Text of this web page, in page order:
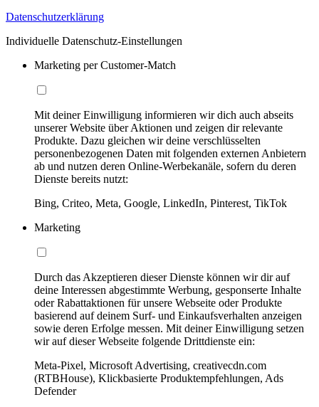
Datenschutzerklärung
Individuelle Datenschutz-Einstellungen
Marketing per Customer-Match
Mit deiner Einwilligung informieren wir dich auch abseits
unserer Website über Aktionen und zeigen dir relevante
Produkte. Dazu gleichen wir deine verschlüsselten
personenbezogenen Daten mit folgenden externen Anbietern
ab und nutzen deren Online-Werbekanäle, sofern du deren
Dienste bereits nutzt:
Bing, Criteo, Meta, Google, LinkedIn, Pinterest, TikTok
Marketing
Durch das Akzeptieren dieser Dienste können wir dir auf
deine Interessen abgestimmte Werbung, gesponserte Inhalte
oder Rabattaktionen für unsere Webseite oder Produkte
basierend auf deinem Surf- und Einkaufsverhalten anzeigen
sowie deren Erfolge messen. Mit deiner Einwilligung setzen
wir auf dieser Webseite folgende Drittdienste ein:
Meta-Pixel, Microsoft Advertising, creativecdn.com
(RTBHouse), Klickbasierte Produktempfehlungen, Ads
Defender